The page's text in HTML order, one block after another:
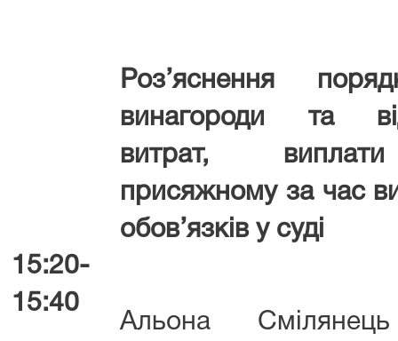
15:20-
15:40
Роз’яснення
винагороди та
витрат,
присяжному за час
обов’язків у суді
Альона